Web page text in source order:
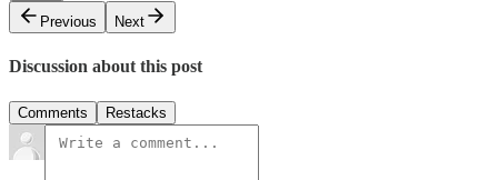
Previous
Next
Discussion about this post
Comments Restacks